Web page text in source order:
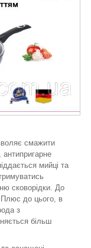
смажити
антипригарне
мийці та
сковорідки. До
Плюс до цього, в
з
більш